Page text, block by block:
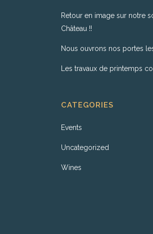
Retour en image sur notre
Château !!
Nous ouvrons nos portes
Les travaux de printemps
CATEGORIES
Events
Uncategorized
Wines